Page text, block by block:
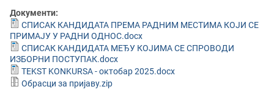
Документи:
СПИСАК КАНДИДАТА ПРЕМА РАДНИМ МЕСТИМА КОЈИ СЕ
ПРИМАЈУ У РАДНИ ОДНОС.docx
СПИСАК КАНДИДАТА МЕЂУ КОЈИМА СЕ СПРОВОДИ
ИЗБОРНИ ПОСТУПАК.docx
TEKST KONKURSA - октобар 2025.docx
Обрасци за пријаву.zip